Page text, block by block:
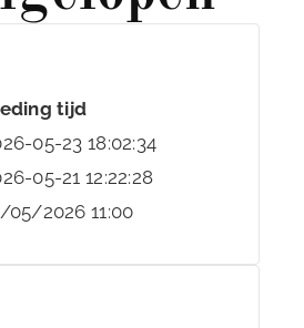
tijd
05-23 18:02:34
05-21 12:22:28
05/2026 11:00